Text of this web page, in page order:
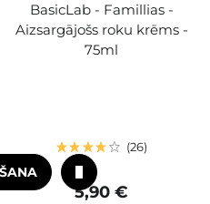
BasicLab - Famillias -
Aizsargājošs roku krēms -
75ml
26
5,90 €